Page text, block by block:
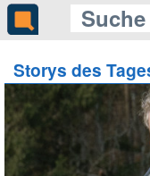
Storys des